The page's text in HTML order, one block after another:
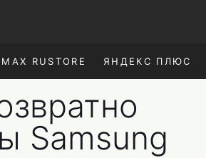
MAX RUSTORE ЯНДЕКС ПЛЮС
Samsung